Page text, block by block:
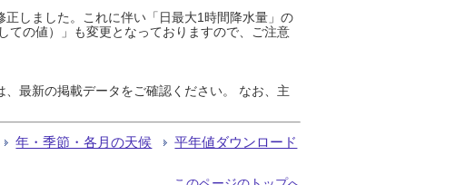
しました。これに伴い「日最大1時間降水量」の
ての値）」も変更となっておりますので、ご注意
最新の掲載データをご確認ください。 なお、主
年・季節・各月の天候 平年値ダウンロード